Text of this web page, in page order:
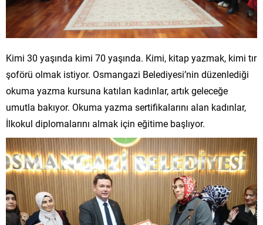
Kimi 30 yaşında kimi 70 yaşında. Kimi, kitap yazmak, kimi tır
şoförü olmak istiyor. Osmangazi Belediyesi’nin düzenlediği
okuma yazma kursuna katılan kadınlar, artık geleceğe
umutla bakıyor. Okuma yazma sertifikalarını alan kadınlar,
İlkokul diplomalarını almak için eğitime başlıyor.